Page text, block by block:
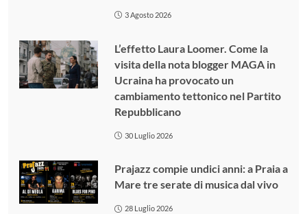
3 Agosto 2026
L’effetto Laura Loomer. Come la
visita della nota blogger MAGA in
Ucraina ha provocato un
cambiamento tettonico nel Partito
Repubblicano
30 Luglio 2026
Prajazz compie undici anni: a Praia a
Mare tre serate di musica dal vivo
28 Luglio 2026